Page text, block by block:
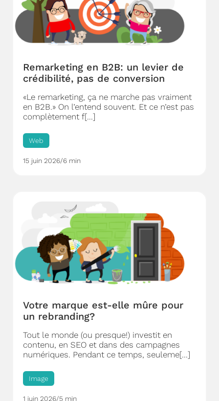
Remarketing en B2B: un levier de
crédibilité, pas de conversion
«Le remarketing, ça ne marche pas vraiment
en B2B.» On l’entend souvent. Et ce n’est pas
complètement f[...]
Web
15 juin 2026/6 min
Votre marque est-elle mûre pour
un rebranding?
Tout le monde (ou presque!) investit en
contenu, en SEO et dans des campagnes
numériques. Pendant ce temps, seuleme[...]
Image
1 juin 2026/5 min